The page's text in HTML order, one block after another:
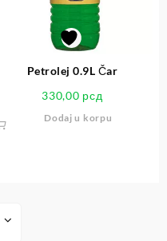
Petrolej 0.9L Čar
330,00 рсд
Dodaj u korpu